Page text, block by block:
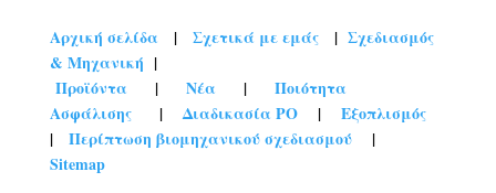
Αρχική σελίδα | Σχετικά με εμάς | Σχεδιασμός
& Μηχανική |
Προϊόντα | Νέα| Ποιότητα
Ασφάλισης
|Διαδικασία PO| Εξοπλισμός
| Περίπτωση βιομηχανικού σχεδιασμού
|
Sitemap